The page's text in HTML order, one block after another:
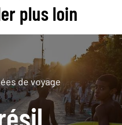
plus loin
de voyage